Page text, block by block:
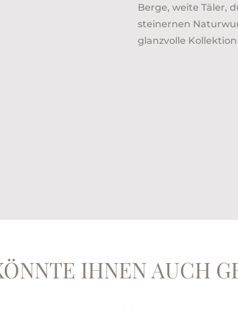
Berge, weite Täler,
steinernen
glanzvolle
IHNEN AUCH